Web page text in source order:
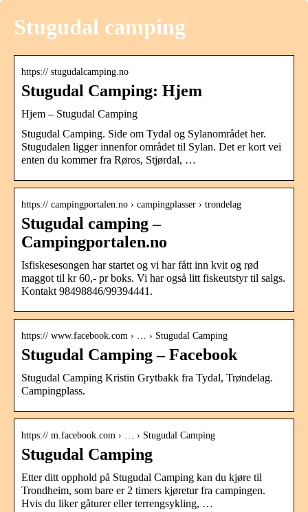
Stugudal camping
https:// stugudalcamping.no
Stugudal Camping: Hjem
Hjem – Stugudal Camping
Stugudal Camping. Side om Tydal og Sylanområdet her.
Stugudalen ligger innenfor området til Sylan. Det er kort vei
enten du kommer fra Røros, Stjørdal, …
https:// campingportalen.no › campingplasser › trondelag
Stugudal camping –
Campingportalen.no
Isfiskesesongen har startet og vi har fått inn kvit og rød
maggot til kr 60,- pr boks. Vi har også litt fiskeutstyr til salgs.
Kontakt 98498846/99394441.
https:// www.facebook.com › … › Stugudal Camping
Stugudal Camping – Facebook
Stugudal Camping Kristin Grytbakk fra Tydal, Trøndelag.
Campingplass.
https:// m.facebook.com › … › Stugudal Camping
Stugudal Camping
Etter ditt opphold på Stugudal Camping kan du kjøre til
Trondheim, som bare er 2 timers kjøretur fra campingen.
Hvis du liker gåturer eller terrengsykling, …